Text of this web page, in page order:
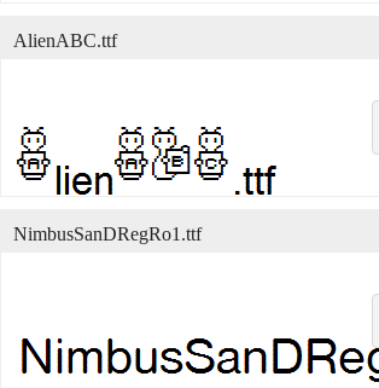
AlienABC.ttf
NimbusSanDRegRo1.ttf